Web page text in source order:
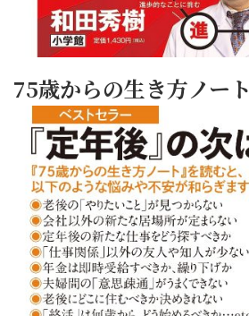
75歳からの生き方ノート